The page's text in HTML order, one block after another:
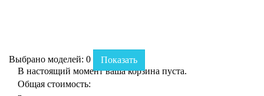
В настоящий момент ваша корзина пуста.
Общая стоимость:
Выбрано моделей: 0